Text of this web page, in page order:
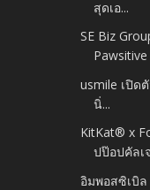
สุดเอ...
SE Biz
Pawsitive
usmile เปิด
นิ่...
KitKat® x
ปป๊อปคัลเ
อิมพอสซิเบิ